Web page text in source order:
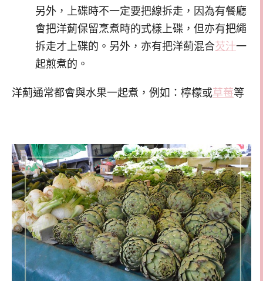
另外，上碟時不一定要把線拆走，因為有餐廳
會把洋薊保留烹煮時的式樣上碟，但亦有把繩
拆走才上碟的。另外，亦有把洋薊混合芡汁一
起煎煮的。
洋薊通常都會與水果一起煮，例如：檸檬或草莓等